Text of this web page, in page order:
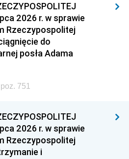
2026 r. w sprawie
Rzeczypospolitej
do
posła Adama
751
2026 r. w sprawie
Rzeczypospolitej
i